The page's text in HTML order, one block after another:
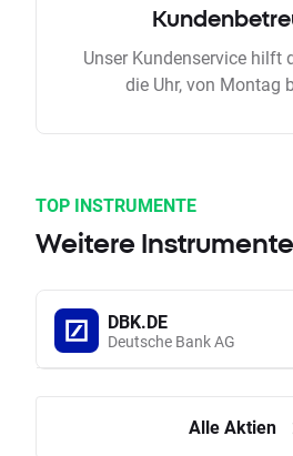
Unser Kundenservice hilft
die Uhr, von Montag
TOP INSTRUMENTE
Weitere
DBK.DE
Deutsche Bank AG
Alle Aktien